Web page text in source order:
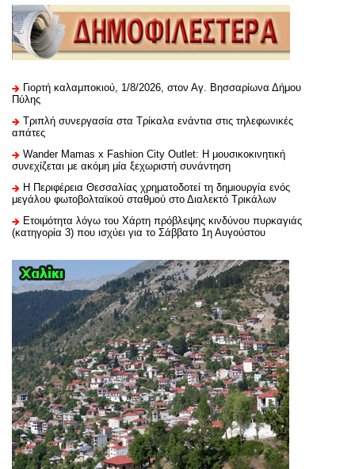
Γιορτή καλαμποκιού, 1/8/2026, στον Αγ. Βησσαρίωνα Δήμου
Πύλης
Τριπλή συνεργασία στα Τρίκαλα ενάντια στις τηλεφωνικές
απάτες
Wander Mamas x Fashion City Outlet: Η μουσικοκινητική
συνεχίζεται με ακόμη μία ξεχωριστή συνάντηση
H Περιφέρεια Θεσσαλίας χρηματοδοτεί τη δημιουργία ενός
μεγάλου φωτοβολταϊκού σταθμού στο Διαλεκτό Τρικάλων
Ετοιμότητα λόγω του Χάρτη πρόβλεψης κινδύνου πυρκαγιάς
(κατηγορία 3) που ισχύει για το Σάββατο 1η Αυγούστου